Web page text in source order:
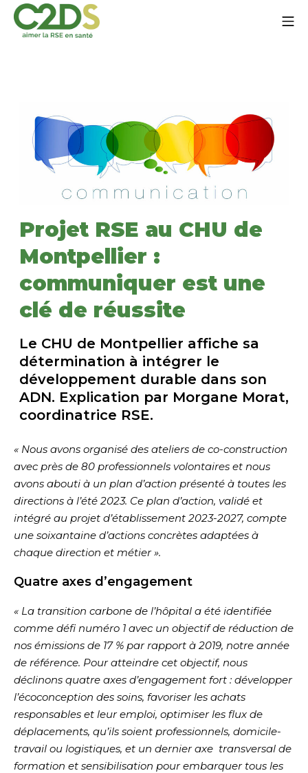
Aller
contenu
Projet RSE au CHU de
Montpellier :
communiquer est une
clé de réussite
Le CHU de Montpellier affiche sa
détermination à intégrer le
développement durable dans son
ADN. Explication par Morgane Morat,
coordinatrice RSE.
« Nous avons organisé des ateliers de co-construction
avec près de 80 professionnels volontaires et nous
avons abouti à un plan d’action présenté à toutes les
directions à l’été 2023. Ce plan d’action, validé et
intégré au projet d’établissement 2023-2027, compte
une soixantaine d’actions concrètes adaptées à
chaque direction et métier ».
Quatre axes d’engagement
« La transition carbone de l’hôpital a été identifiée
comme défi numéro 1 avec un objectif de réduction de
nos émissions de 17 % par rapport à 2019, notre année
de référence. Pour atteindre cet objectif, nous
déclinons quatre axes d’engagement fort : développer
l’écoconception des soins, favoriser les achats
responsables et leur emploi, optimiser les flux de
déplacements, qu’ils soient professionnels, domicile-
travail ou logistiques, et un dernier axe transversal de
formation et sensibilisation pour embarquer tous les